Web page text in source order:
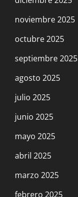
noviembre 2025
octubre 2025
septiembre 2025
agosto 2025
julio 2025
junio 2025
mayo 2025
abril 2025
marzo 2025
febrero 2025